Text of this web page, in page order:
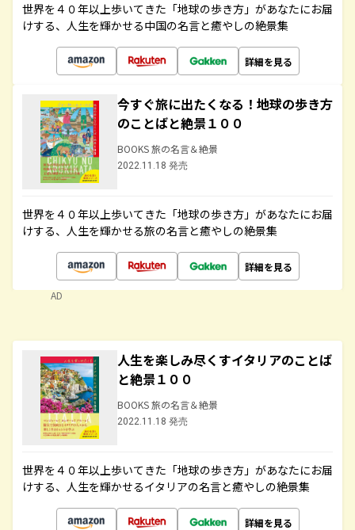
世界を４０年以上歩いてきた「地球の歩き方」があなたにお届
けする、人生を輝かせる中国の名言と癒やしの絶景集
詳細を見る
今すぐ旅に出たくなる！地球の歩き方
のことばと絶景１００
BOOKS 旅の名言＆絶景
2022.11.18 発売
世界を４０年以上歩いてきた「地球の歩き方」があなたにお届
けする、人生を輝かせる旅の名言と癒やしの絶景集
詳細を見る
AD
人生を楽しみ尽くすイタリアのことば
と絶景１００
BOOKS 旅の名言＆絶景
2022.11.18 発売
世界を４０年以上歩いてきた「地球の歩き方」があなたにお届
けする、人生を輝かせるイタリアの名言と癒やしの絶景集
詳細を見る